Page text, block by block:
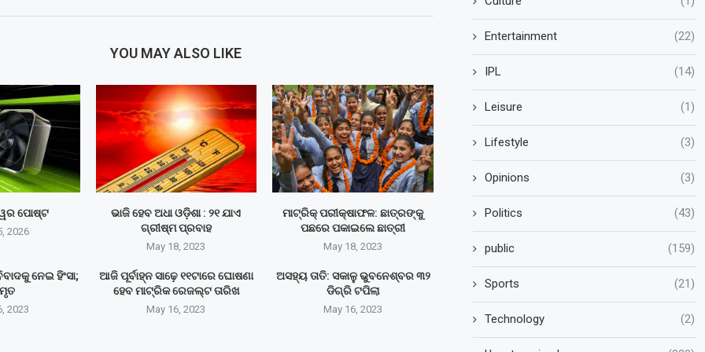
YOU MAY ALSO LIKE
ପୋଷ୍ଟ
2026
ଭାଜି ହେବ ଅଧା ଓଡ଼ିଶା : ୨୧ ଯାଏ
ଗ୍ରୀଷ୍ମ ପ୍ରବାହ
May 18, 2023
ମାଟ୍ରିକ୍‌ ପରୀକ୍ଷାଫଳ: ଛାତ୍ରଙ୍କୁ
ପଛରେ ପକାଇଲେ ଛାତ୍ରୀ
May 18, 2023
ନେଇ ହିଂସା;
2023
ଆଜି ପୂର୍ବାହ୍ନ ସାଢ଼େ ୧୧ଟାରେ ଘୋଷଣା
ହେବ ମାଟ୍ରିକ ରେଜଲ୍ଟ ତାରିଖ
May 16, 2023
ଅସହ୍ୟ ତାତି: ସକାଳୁ ଭୁବନେଶ୍ବର ୩୨
ଡିଗ୍ରି ଟପିଲା
May 16, 2023
Entertainment (22)
IPL (14)
Leisure (1)
Lifestyle (3)
Opinions (3)
Politics (43)
public (159)
Sports (21)
Technology (2)